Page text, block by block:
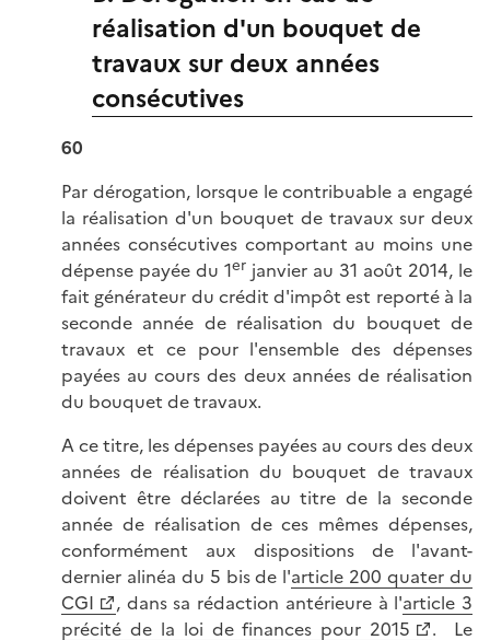
réalisation d'un bouquet de
travaux sur deux années
consécutives
60
Par dérogation, lorsque le contribuable a engagé
la réalisation d'un bouquet de travaux sur deux
années consécutives comportant au moins une
dépense payée du 1er janvier au 31 août 2014, le
fait générateur du crédit d'impôt est reporté à la
seconde année de réalisation du bouquet de
travaux et ce pour l'ensemble des dépenses
payées au cours des deux années de réalisation
du bouquet de travaux.
A ce titre, les dépenses payées au cours des deux
années de réalisation du bouquet de travaux
doivent être déclarées au titre de la seconde
année de réalisation de ces mêmes dépenses,
conformément aux dispositions de l'avant-
dernier alinéa du 5 bis de l'article 200 quater du
CGI
, dans sa rédaction antérieure à l'article 3
précité de la loi de finances pour 2015
. Le